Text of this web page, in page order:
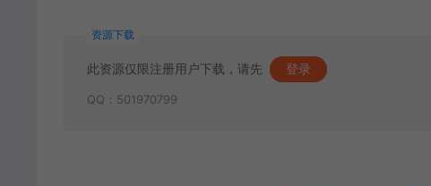
资源下载
此资源仅限注册用户下载，请先 登录
QQ：501970799